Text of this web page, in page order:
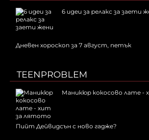
6 идеи за релакс за заети
Дневен хороскоп за 7 август, петък
TEENPROBLEM
Маникюр кокосово лате -
Пийт Дейвидсън с ново гадже?